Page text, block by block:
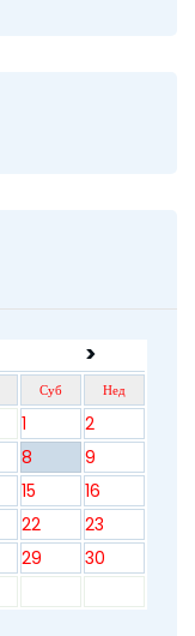
>
Суб Нед
1
2
8
9
15
16
22
23
29
30